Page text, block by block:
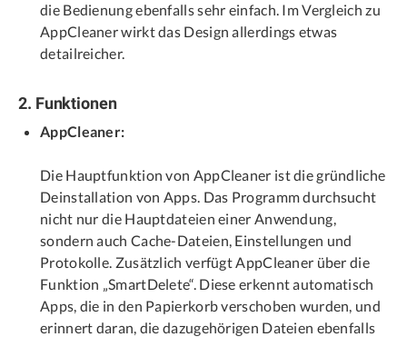
die Bedienung ebenfalls sehr einfach. Im Vergleich zu
AppCleaner wirkt das Design allerdings etwas
detailreicher.
2. Funktionen
AppCleaner:
Die Hauptfunktion von AppCleaner ist die gründliche
Deinstallation von Apps. Das Programm durchsucht
nicht nur die Hauptdateien einer Anwendung,
sondern auch Cache-Dateien, Einstellungen und
Protokolle. Zusätzlich verfügt AppCleaner über die
Funktion „SmartDelete“. Diese erkennt automatisch
Apps, die in den Papierkorb verschoben wurden, und
erinnert daran, die dazugehörigen Dateien ebenfalls